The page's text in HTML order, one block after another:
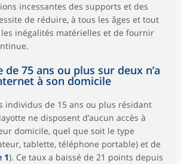
incessantes des supports et des
de réduire, à tous les âges et tout
inégalités matérielles et de fournir
de 75 ans ou plus sur deux n’a
à son domicile
individus de 15 ans ou plus résidant
ne disposent d’aucun accès à
domicile, quel que soit le type
tablette, téléphone portable) et de
1). Ce taux a baissé de 21 points depuis